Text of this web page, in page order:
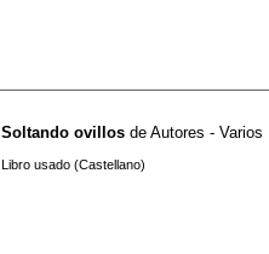
Soltando ovillos de Autores - Varios
Libro usado (Castellano)